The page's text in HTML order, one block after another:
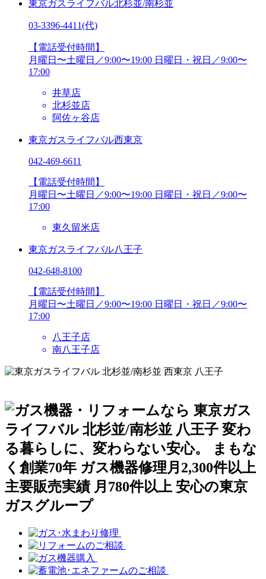
東京ガスライフバル北杉並/南杉並
03-3396-4411(代)
【電話受付時間】
月曜日〜土曜日／9:00〜19:00 日曜日・祝日／9:00〜
17:00
井草店
北杉並店
阿佐ヶ谷店
東京ガスライフバル西東京
042-469-6611
【電話受付時間】
月曜日〜土曜日／9:00〜19:00 日曜日・祝日／9:00〜
17:00
東久留米店
東京ガスライフバル八王子
042-648-8100
【電話受付時間】
月曜日〜土曜日／9:00〜19:00 日曜日・祝日／9:00〜
17:00
八王子店
南八王子店